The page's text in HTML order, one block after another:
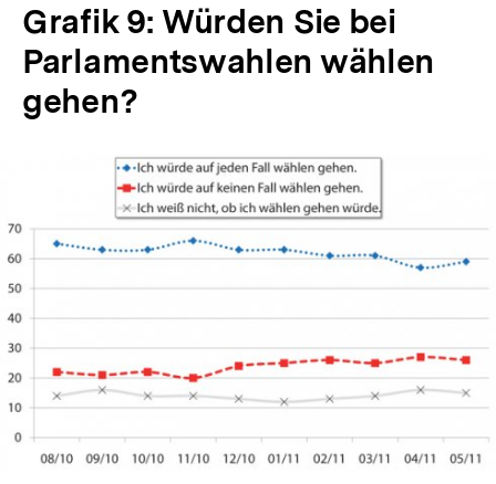
Grafik 9: Würden Sie bei
Parlamentswahlen wählen
gehen?
In
Lightbox
öffnen